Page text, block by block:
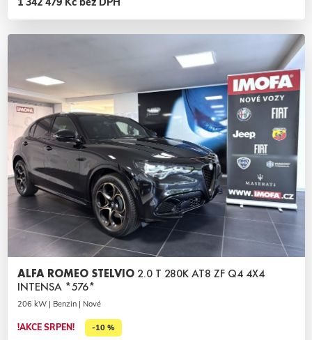
ALFA ROMEO STELVIO 2.0 T 280K AT8 ZF Q4 4X4
INTENSA *576*
206 kW | Benzin | Nové
!AKCE SRPEN! -10 %